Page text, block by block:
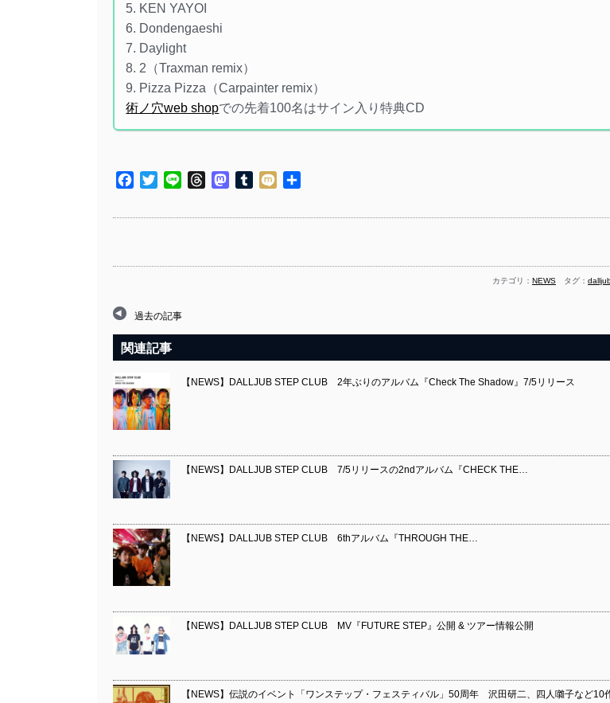
5. KEN YAYOI
6. Dondengaeshi
7. Daylight
8. 2（Traxman remix）
9. Pizza Pizza（Carpainter remix）
術ノ穴web shopでの先着100名はサイン入り特典CD
Facebook
TwitterLine ThreadsMastodon
TumblrMixi
カテゴリ： NEWS タグ：
過去の記事
関連記事
【NEWS】DALLJUB STEP CLUB 2年ぶりのアルバム『Check The Shadow』7/5リリース
【NEWS】DALLJUB STEP CLUB 7/5リリースの2ndアルバム『CHECK THE…
【NEWS】DALLJUB STEP CLUB 6thアルバム『THROUGH THE…
【NEWS】DALLJUB STEP CLUB MV『FUTURE STEP』公開 & ツアー情報公開
【NEWS】伝説のイベント「ワンステップ・フェスティバル」50周年 沢田研二、四人囃子など10